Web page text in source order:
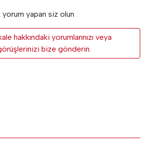
yapan siz olun
hakkındaki yorumlarınızı veya
bize gönderin.